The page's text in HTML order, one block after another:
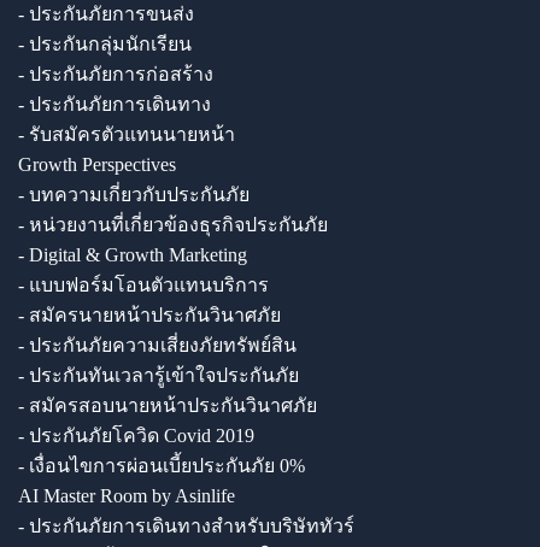
- ประกันภัยการขนส่ง
- ประกันกลุ่มนักเรียน
- ประกันภัยการก่อสร้าง
- ประกันภัยการเดินทาง
- รับสมัครตัวแทนนายหน้า
Growth Perspectives
- บทความเกี่ยวกับประกันภัย
- หน่วยงานที่เกี่ยวข้องธุรกิจประกันภัย
- Digital & Growth Marketing
- แบบฟอร์มโอนตัวแทนบริการ
- สมัครนายหน้าประกันวินาศภัย
- ประกันภัยความเสี่ยงภัยทรัพย์สิน
- ประกันทันเวลารู้เข้าใจประกันภัย
- สมัครสอบนายหน้าประกันวินาศภัย
- ประกันภัยโควิด Covid 2019
- เงื่อนไขการผ่อนเบี้ยประกันภัย 0%
AI Master Room by Asinlife
- ประกันภัยการเดินทางสำหรับบริษัททัวร์